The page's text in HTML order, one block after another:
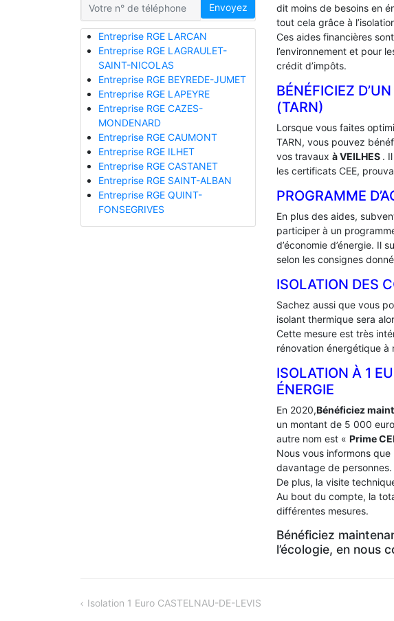
Envoyez
Entreprise RGE LARCAN
Entreprise RGE LAGRAULET-
SAINT-NICOLAS
Entreprise RGE BEYREDE-JUMET
Entreprise RGE LAPEYRE
Entreprise RGE CAZES-
MONDENARD
Entreprise RGE CAUMONT
Entreprise RGE ILHET
Entreprise RGE CASTANET
Entreprise RGE SAINT-ALBAN
Entreprise RGE QUINT-
FONSEGRIVES
dit moins de besoins en
tout cela grâce à
Ces aides financières
l’environnement et pour
crédit d’impôts.
BÉNÉFICIEZ
(TARN)
Lorsque vous faites
TARN, vous pouvez
vos travaux à VEILHES .
les certificats CEE,
PROGRAMME
En plus des aides,
participer à un
d’économie d’énergie. Il
selon les consignes
ISOLATION DES
Sachez aussi que vous
isolant thermique sera
Cette mesure est très
rénovation énergétique à
ISOLATION À 1
ÉNERGIE
En 2020,Bénéficiez
un montant de 5 000
autre nom est « Prime
Nous vous informons que
davantage de personnes.
De plus, la visite
Au bout du compte, la
différentes mesures.
Bénéficiez
l’écologie, en nous
NAVIGATION
Isolation 1 Euro CASTELNAU-DE-LEVIS